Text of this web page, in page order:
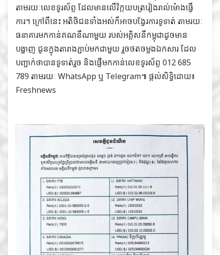
តាមរយៈលេខទូរស័ព្ទ ដែលមានលើវិក្កយបត្ររៀងរាល់ម៉ោងធ្វើ
ការ។ ក្រៅពីនេះ អតិថិជនទាំងអស់ក៏អាចបង្វែរការទូទាត់ តាមរយៈ
ធនាគារមកកាន់គណនីណាមួយ របស់អគ្គិសនីកម្ពុជាដូចមាន
បង្ហាញ ជូនក្នុងតារាងភ្ជាប់មកជាមួយ រួចថតចម្លងឯកសារ ដែល
បញ្ជាក់ថាបានទូទាត់រួច និងផ្ញើមកកាន់លេខទូរស័ព្ទ 012 685
789 តាមរយៈ WhatsApp ឬ Telegram៕ ផ្តល់សិទ្ធិដោយ៖
Freshnews